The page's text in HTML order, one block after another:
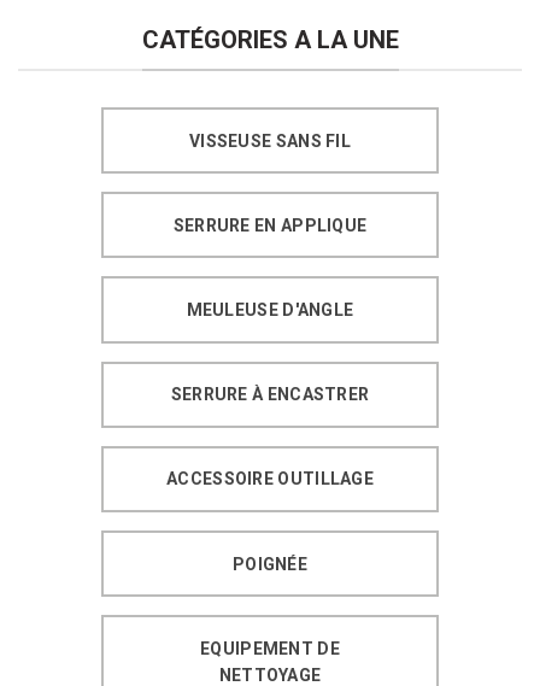
CATÉGORIES A LA UNE
VISSEUSE SANS FIL
SERRURE EN APPLIQUE
MEULEUSE D'ANGLE
SERRURE À ENCASTRER
ACCESSOIRE OUTILLAGE
POIGNÉE
EQUIPEMENT DE
NETTOYAGE